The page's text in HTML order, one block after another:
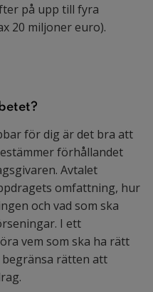
på upp till fyra
20 miljoner euro).
för dig är det bra att
förhållandet
Avtalet
omfattning, hur
och vad som ska
I ett
vem som ska ha rätt
rätten att